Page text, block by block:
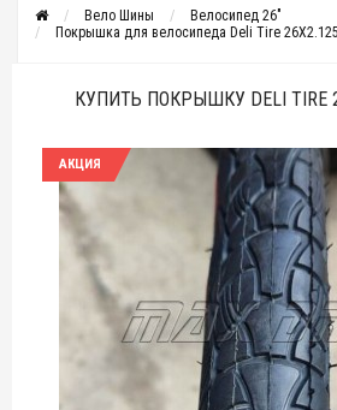
Вело Шины
Велосипед 26"
Покрышка для велосипеда Deli Tire
КУПИТЬ ПОКРЫШКУ DELI TIRE
АКЦИЯ